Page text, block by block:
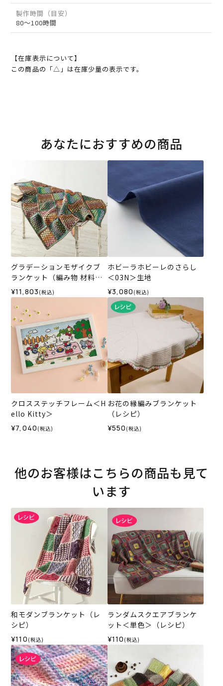
製作時間（目安）
80～100時間
【在庫表示について】
この商品の「△」は在庫少量の表示です。
あなたにおすすめの商品
グラデーションモザイクブ
ランケット（編み物 材料セ
ット）
¥11,803 (税込)
ホビーラホビーレのさらし
＜03N＞生地
¥3,080 (税込)
クロスステッチフレーム＜H
ello Kitty＞
¥7,040 (税込)
お花の縁編みブランケット
（レシピ）
¥550 (税込)
他のお客様はこちらの商品も見て
います
和モダンブランケット（レ
シピ）
¥110 (税込)
ランダムスクエアブランケ
ット＜単色＞（レシピ）
¥110 (税込)